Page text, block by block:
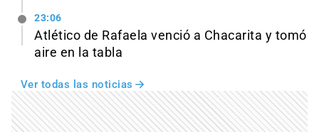
23:06
Atlético de Rafaela venció a Chacarita y tomó
aire en la tabla
Ver todas las noticias